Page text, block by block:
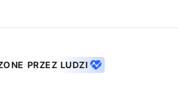
PRZEZ LUDZI